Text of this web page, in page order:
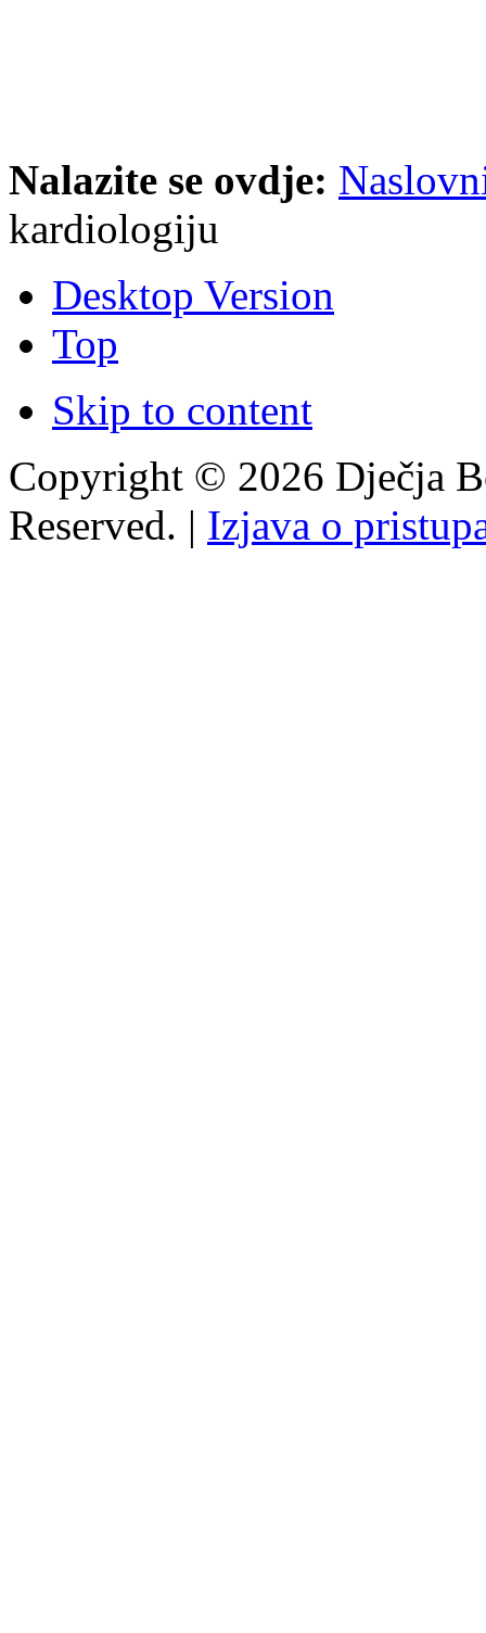
Nalazite se ovdje:
kardiologiju
Desktop Version
Top
Skip to content
Copyright © 2026 Dječja
Reserved. | Izjava o